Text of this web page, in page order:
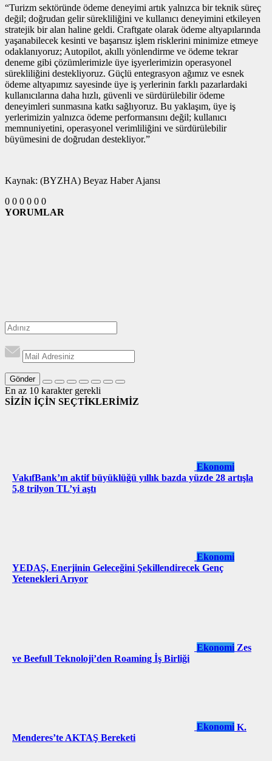
“Turizm sektöründe ödeme deneyimi artık yalnızca bir teknik süreç
değil; doğrudan gelir sürekliliğini ve kullanıcı deneyimini etkileyen
stratejik bir alan haline geldi. Craftgate olarak ödeme altyapılarında
yaşanabilecek kesinti ve başarısız işlem risklerini minimize etmeye
odaklanıyoruz; Autopilot, akıllı yönlendirme ve ödeme tekrar
deneme gibi çözümlerimizle üye işyerlerimizin operasyonel
sürekliliğini destekliyoruz. Güçlü entegrasyon ağımız ve esnek
ödeme altyapımız sayesinde üye iş yerlerinin farklı pazarlardaki
kullanıcılarına daha hızlı, güvenli ve sürdürülebilir ödeme
deneyimleri sunmasına katkı sağlıyoruz. Bu yaklaşım, üye iş
yerlerimizin yalnızca ödeme performansını değil; kullanıcı
memnuniyetini, operasyonel verimliliğini ve sürdürülebilir
büyümesini de doğrudan destekliyor.”
Kaynak: (BYZHA) Beyaz Haber Ajansı
0 0 0 0 0 0
YORUMLAR
Gönder
En az 10 karakter gerekli
SİZİN İÇİN SEÇTİKLERİMİZ
Ekonomi
VakıfBank’ın aktif büyüklüğü yıllık bazda yüzde 28 artışla
5,8 trilyon TL’yi aştı
Ekonomi
YEDAŞ, Enerjinin Geleceğini Şekillendirecek Genç
Yetenekleri Arıyor
Ekonomi Zes
ve Beefull Teknoloji’den Roaming İş Birliği
Ekonomi K.
Menderes’te AKTAŞ Bereketi